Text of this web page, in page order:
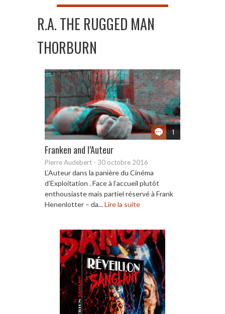
R.A. THE RUGGED MAN
THORBURN
1
Franken and l’Auteur
Pierre Audebert - 30 octobre 2016
L’Auteur dans la panière du Cinéma
d’Exploitation . Face à l’accueil plutôt
enthousiaste mais partiel réservé à Frank
Henenlotter – da...Lire la suite